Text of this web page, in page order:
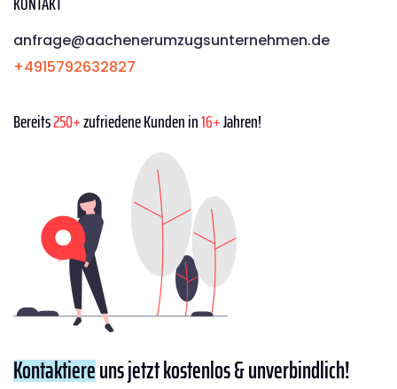
anfrage@aachenerumzugsunternehmen.de
+4915792632827
Bereits250+zufriedene Kunden in16+Jahren!
Kontaktiereuns jetzt kostenlos & unverbindlich!